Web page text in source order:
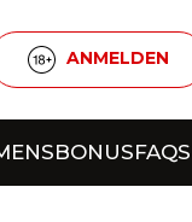
ANMELDEN
FAQS